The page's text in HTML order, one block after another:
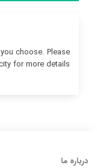
choose. Please
for more details.
درباره ما